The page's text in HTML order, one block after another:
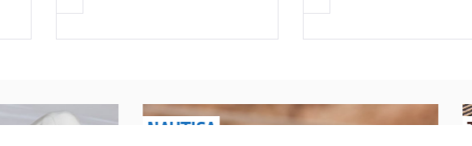
NAUTICA